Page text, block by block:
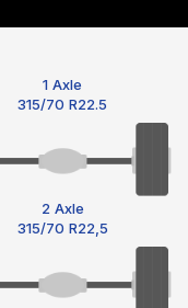
1 Axle
315/70 R22.5
2 Axle
315/70 R22,5